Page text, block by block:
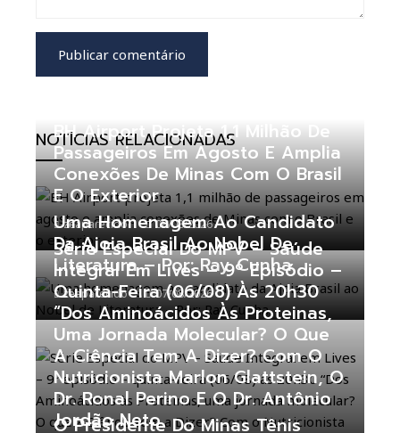
NOTÍCIAS RELACIONADAS
BH Airport Projeta 1,1 Milhão De
Passageiros Em Agosto E Amplia
Conexões De Minas Com O Brasil
E O Exterior
zeaparecido 08/08/2026
Uma Homenagem Ao Candidato
Da Ajoia Brasil Ao Nobel De
Literatura – Por: Ray Cunha
zeaparecido 07/08/2026
Série Especial Do MPV – Saúde
Integral Em Lives – 9º Episódio –
Quinta-Feira (06/08) Às 20h30
“Dos Aminoácidos Às Proteinas,
Uma Jornada Molecular? O Que
A Ciência Tem A Dizer? Com O
Nutricionista Marlon Glattstein, O
Dr. Ronal Perino E O Dr. Antônio
Jordão Neto
O Presidente Do Minas Tênis